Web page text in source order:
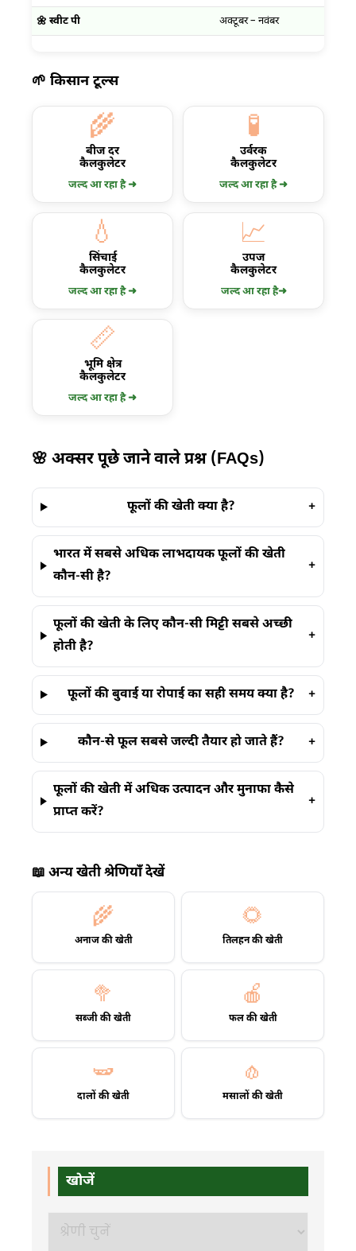
🌼 स्वीट पी अक्टूबर – नवंबर
🌱 किसान टूल्स
🌾
बीज दर
कैलकुलेटर
जल्द आ रहा है ➜
🧪
उर्वरक
कैलकुलेटर
जल्द आ रहा है ➜
💧
सिंचाई
कैलकुलेटर
जल्द आ रहा है ➜
📈
उपज
कैलकुलेटर
जल्द आ रहा है➜
📏
भूमि क्षेत्र
कैलकुलेटर
जल्द आ रहा है ➜
🌸 अक्सर पूछे जाने वाले प्रश्न (FAQs)
फूलों की खेती क्या है? +
भारत में सबसे अधिक लाभदायक फूलों की खेती
कौन-सी है?
+
फूलों की खेती के लिए कौन-सी मिट्टी सबसे अच्छी
होती है?
+
फूलों की बुवाई या रोपाई का सही समय क्या है? +
कौन-से फूल सबसे जल्दी तैयार हो जाते हैं? +
फूलों की खेती में अधिक उत्पादन और मुनाफा कैसे
प्राप्त करें?
+
📖 अन्य खेती श्रेणियाँ देखें
🌾
अनाज की खेती
🌻
तिलहन की खेती
🥦
सब्जी की खेती
🍎
फल की खेती
🫛
दालों की खेती
🧄
मसालों की खेती
खोजें
खोजें